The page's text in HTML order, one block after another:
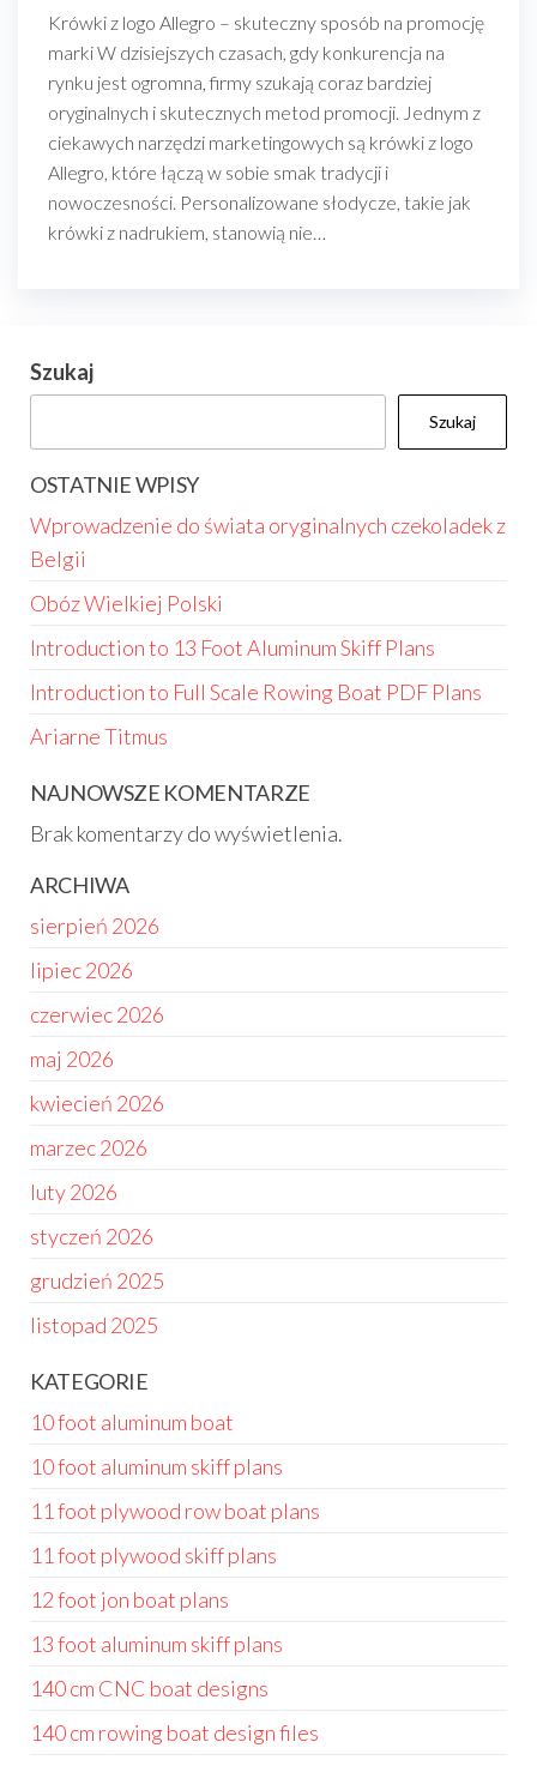
Krówki z logo Allegro – skuteczny sposób na promocję
marki W dzisiejszych czasach, gdy konkurencja na
rynku jest ogromna, firmy szukają coraz bardziej
oryginalnych i skutecznych metod promocji. Jednym z
ciekawych narzędzi marketingowych są krówki z logo
Allegro, które łączą w sobie smak tradycji i
nowoczesności. Personalizowane słodycze, takie jak
krówki z nadrukiem, stanowią nie…
Szukaj
Szukaj
OSTATNIE WPISY
Wprowadzenie do świata oryginalnych czekoladek z
Belgii
Obóz Wielkiej Polski
Introduction to 13 Foot Aluminum Skiff Plans
Introduction to Full Scale Rowing Boat PDF Plans
Ariarne Titmus
NAJNOWSZE KOMENTARZE
Brak komentarzy do wyświetlenia.
ARCHIWA
sierpień 2026
lipiec 2026
czerwiec 2026
maj 2026
kwiecień 2026
marzec 2026
luty 2026
styczeń 2026
grudzień 2025
listopad 2025
KATEGORIE
10 foot aluminum boat
10 foot aluminum skiff plans
11 foot plywood row boat plans
11 foot plywood skiff plans
12 foot jon boat plans
13 foot aluminum skiff plans
140 cm CNC boat designs
140 cm rowing boat design files